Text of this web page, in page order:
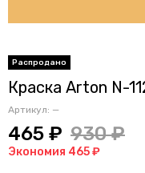
Краска Arton N-
Артикул: —
465 ₽ 930 ₽
Экономия 465 ₽